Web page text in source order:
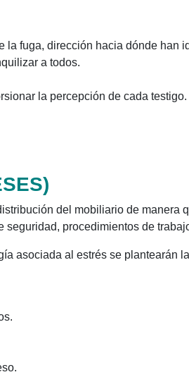
la fuga, dirección hacia dónde han
a todos.
la percepción de cada testigo.
del mobiliario de manera
seguridad, procedimientos de
asociada al estrés se plantearán